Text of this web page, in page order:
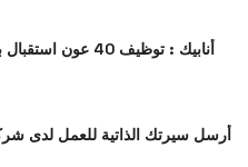
أنابيك : توظيف 40 عون استقبال بالرباط أكدال 2026
أرسل سيرتك الذاتية للعمل لدى شركة